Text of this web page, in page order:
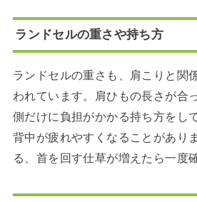
ランドセルの重さや持ち方
ランドセルの重さも、肩こりと関
われています。肩ひもの長さが合
側だけに負担がかかる持ち方をし
背中が疲れやすくなることがあり
る、首を回す仕草が増えたら一度